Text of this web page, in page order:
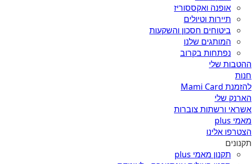
אופנה ואקססוריז
תיירות וטיולים
ביטוחים חסכון והשקעות
המותגים שלנו
נפתחות בקרוב
ההטבות שלי
חנות
להזמנת Mami Card
הארנק שלי
אשראי ורשתות צוברות
מאמי plus
הצטרפו אלינו
תקנונים
תקנון מאמי plus